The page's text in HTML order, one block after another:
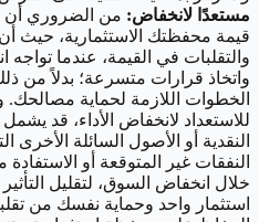
مستعدًا لانخفاض: من الضروري أن
قيمة محفظتك الاستثمارية، حيث
والتقلبات في القيمة، عندما
واتخاذ قرارات متسرعة؛ بدلاً من
الخطوات اللازمة لحماية
للاستعداد لانخفاض الأداء، قد
النقدية أو الأصول السائلة الأخرى
النفقات غير المتوقعة أو
خلال انخفاض السوق، لتقليل
استثمار واحد وحماية نفسك من